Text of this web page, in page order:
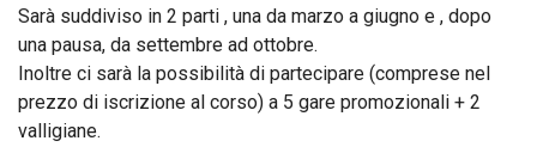
Sarà suddiviso in 2 parti , una da marzo a giugno e , dopo
una pausa, da settembre ad ottobre.
Inoltre ci sarà la possibilità di partecipare (comprese nel
prezzo di iscrizione al corso) a 5 gare promozionali + 2
valligiane.